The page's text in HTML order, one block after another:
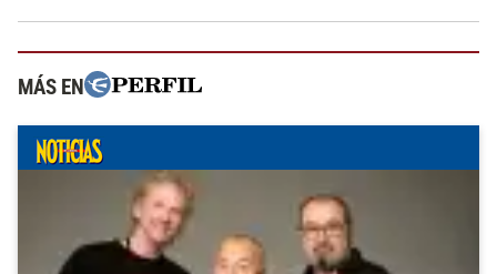
MÁS EN